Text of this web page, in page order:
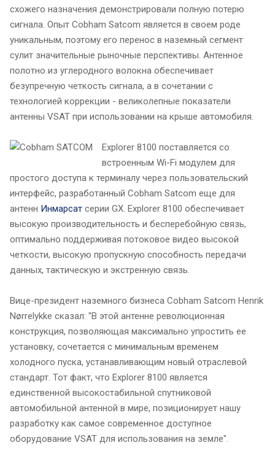
схожего назначения демонстрировали полную потерю
сигнала. Опыт Cobham Satcom является в своем роде
уникальным, поэтому его перенос в наземный сегмент
сулит значительные рыночные перспективы. Антенное
полотно из углеродного волокна обеспечивает
безупречную четкость сигнала, а в сочетании с
технологией коррекции - великолепные показатели
антенны VSAT при использовании на крыше автомобиля.
Explorer 8100 поставляется со
встроенным Wi-Fi модулем для
простого доступа к терминалу через пользовательский
интерфейс, разработанный Cobham Satcom еще для
антенн Инмарсат серии GX. Explorer 8100 обеспечивает
высокую производительность и бесперебойную связь,
оптимально поддерживая потоковое видео высокой
четкости, высокую пропускную способность передачи
данных, тактическую и экстренную связь.
Вице-президент наземного бизнеса Cobham Satcom Henrik
Nørrelykke сказал: "В этой антенне революционная
конструкция, позволяющая максимально упростить ее
установку, сочетается с минимальным временем
холодного пуска, устанавливающим новый отраслевой
стандарт. Тот факт, что Explorer 8100 является
единственной высокостабильной спутниковой
автомобильной антенной в мире, позиционирует нашу
разработку как самое современное доступное
оборудование VSAT для использования на земле".